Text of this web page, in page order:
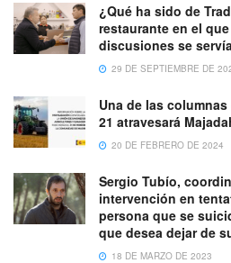
¿Qué ha sido de
restaurante en el
discusiones se
29 DE SEPTIEMBRE DE
Una de las columnas
21 atravesará
20 DE FEBRERO DE 2024
Sergio Tubío,
intervención en
persona que se
que desea dejar de
18 DE MARZO DE 2023